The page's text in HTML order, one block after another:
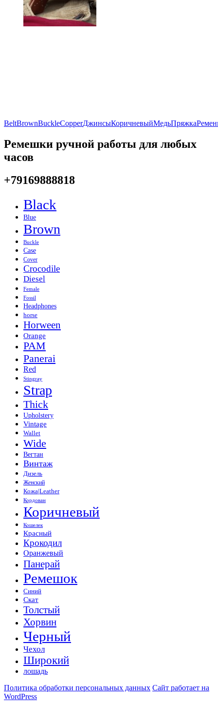
BeltBrownBuckleCopperДжинсыКоричневыйМедьПряжка
Ремешки ручной работы для любых
часов
+79169888818
Black
Blue
Brown
Buckle
Case
Cover
Crocodile
Diesel
Female
Fossil
Headphones
horse
Horween
Orange
PAM
Panerai
Red
Stingray
Strap
Thick
Upholstery
Vintage
Wallet
Wide
Вегтан
Винтаж
Дизель
Женский
Кожа|Leather
Кордован
Коричневый
Кошелек
Красный
Крокодил
Оранжевый
Панерай
Ремешок
Синий
Скат
Толстый
Хорвин
Черный
Чехол
Широкий
лошадь
Политика обработки персональных данных Сайт работает на
WordPress